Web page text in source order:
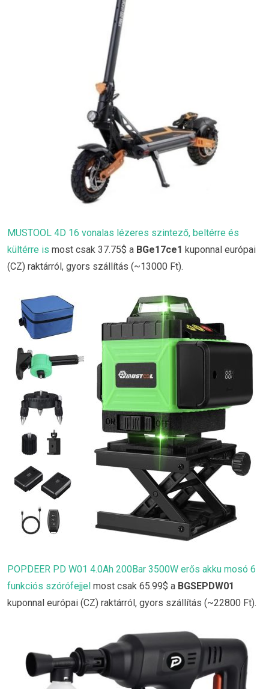
MUSTOOL 4D 16 vonalas lézeres szintező, beltérre és
kültérre is most csak 37.75$ a BGe17ce1 kuponnal európai
(CZ) raktárról, gyors szállítás (~13000 Ft).
POPDEER PD W01 4.0Ah 200Bar 3500W erős akku mosó 6
funkciós szórófejjel most csak 65.99$ a BGSEPDW01
kuponnal európai (CZ) raktárról, gyors szállítás (~22800 Ft).